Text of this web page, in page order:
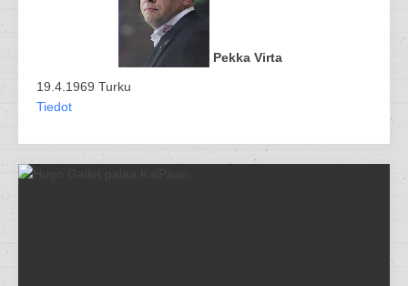
Pekka Virta
19.4.1969 Turku
Tiedot